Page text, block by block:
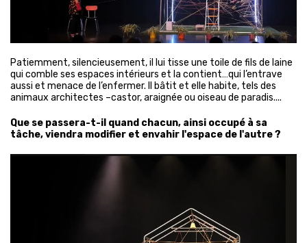
Patiemment, silencieusement, il lui tisse une toile de fils de laine
qui comble ses espaces intérieurs et la contient…qui l’entrave
aussi et menace de l’enfermer. Il bâtit et elle habite, tels des
animaux architectes –castor, araignée ou oiseau de paradis....
Que se passera-t-il quand chacun, ainsi occupé à sa
tâche, viendra modifier et envahir l'espace de l'autre ?